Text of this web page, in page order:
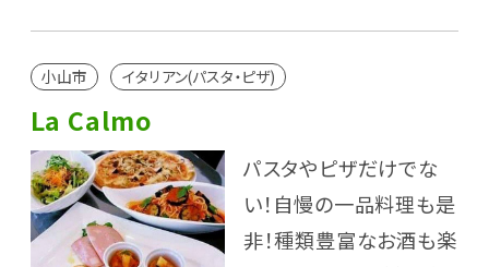
小山市 イタリアン(パスタ・ピザ)
La Calmo
パスタやピザだけでな
い！自慢の一品料理も是
非！種類豊富なお酒も楽